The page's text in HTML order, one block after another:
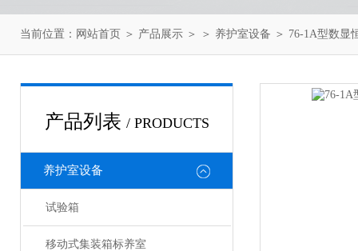
当前位置： 网站首页 ＞ 产品展示 ＞ ＞ 养护室设备 ＞ 76-1A型数显
产品列表 / PRODUCTS
养护室设备
试验箱
移动式集装箱标养室